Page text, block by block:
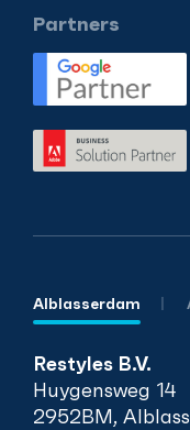
Partners
Alblasserdam
Restyles B.V.
Huygensweg 14
2952BM,